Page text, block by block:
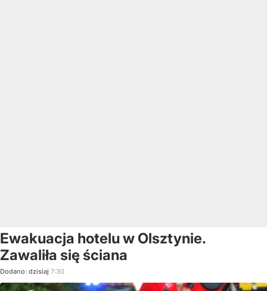
Ewakuacja hotelu w Olsztynie.
Zawaliła się ściana
Dodano: dzisiaj 7:30